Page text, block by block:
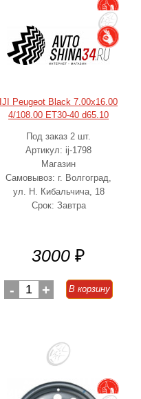
IJI Peugeot Black 7.00x16.00
4/108.00 ET30-40 d65.10
Под заказ 2 шт.
Артикул: ij-1798
Магазин
Самовывоз: г. Волгоград,
ул. Н. Кибальчича, 18
Срок: Завтра
3000 ₽
- 1 + В корзину